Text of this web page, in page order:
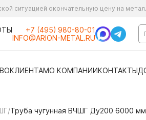
ситуацией окончательную цену на
+7 (495) 980-80-01
INFO@ARION-METAL.RU
КЛИЕНТАМО КОМПАНИИКОНТАКТЫ
/Труба чугунная ВЧШГ Ду200 6000 мм